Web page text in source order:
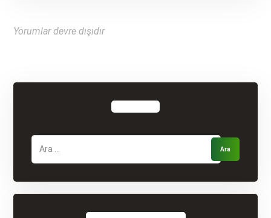
Yorumlar devre dışıdır